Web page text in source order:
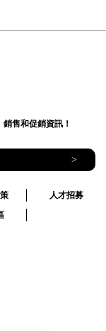
售和促銷資訊！
>
人才招募